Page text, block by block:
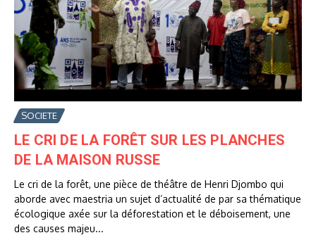
SOCIETE
LE CRI DE LA FORÊT SUR LES PLANCHES
DE LA MAISON RUSSE
Le cri de la forêt, une pièce de théâtre de Henri Djombo qui
aborde avec maestria un sujet d’actualité de par sa thématique
écologique axée sur la déforestation et le déboisement, une
des causes majeu...